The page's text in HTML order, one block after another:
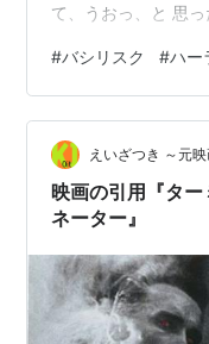
て、うおっ、と 思
のが、 理解の上に
の だとすると、こ
ようだ。なんか飛ん
が、よくは分からな
ＳＦで戦争というも
のもののようである
#バシリスク #ハー
えいざつき ～元
映画の引用『ター
ネーター』